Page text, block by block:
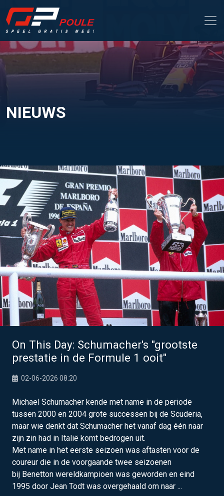
NIEUWS
On This Day: Schumacher's "grootste
prestatie in de Formule 1 ooit"
02-06-2026 08:20
Michael Schumacher kende met name in de periode
tussen 2000 en 2004 grote successen bij de Scuderia,
maar wie denkt dat Schumacher het vanaf dag één naar
zijn zin had in Italië komt bedrogen uit.
Met name in het eerste seizoen was aftasten voor de
coureur die in de voorgaande twee seizoenen
bij Benetton wereldkampioen was geworden en eind
1995 door Jean Todt was overgehaald om naar ...